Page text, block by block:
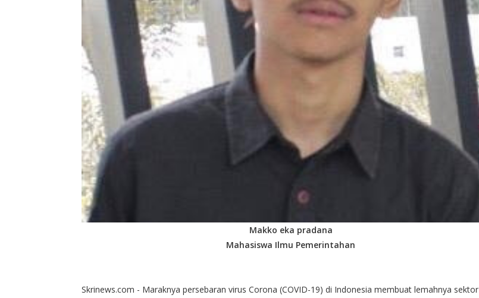
Makko eka pradana
Mahasiswa Ilmu Pemerintahan
Skrinews.com - Maraknya persebaran virus Corona (COVID-19) di Indonesia membuat lemahnya sektor